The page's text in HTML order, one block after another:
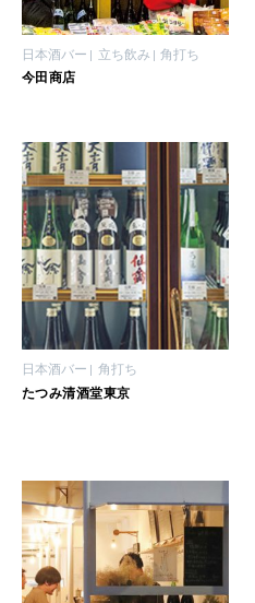
明日の
[12星座別] Monthly
女神まり愛のタロ
算命学がわか
自分にや
知る、
ママも
わたしがで
日本酒バー 立ち飲み 角打ち
今田商店
日本酒バー 角打ち
たつみ清酒堂東京